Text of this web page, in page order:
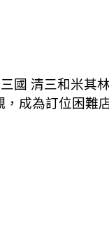
國 清三和米其
成為訂位困難